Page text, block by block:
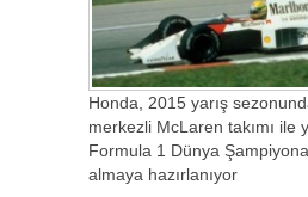
Honda, 2015 yarış
merkezli McLaren takımı ile
Formula 1 Dünya
almaya hazırlanıyor